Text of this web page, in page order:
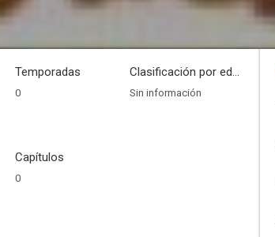
Temporadas
0
Clasificación por edades
Sin información
Capítulos
0